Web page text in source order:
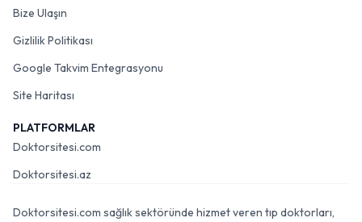
Bize Ulaşın
Gizlilik Politikası
Google Takvim Entegrasyonu
Site Haritası
PLATFORMLAR
Doktorsitesi.com
Doktorsitesi.az
Doktorsitesi.com sağlık sektöründe hizmet veren tıp doktorları,